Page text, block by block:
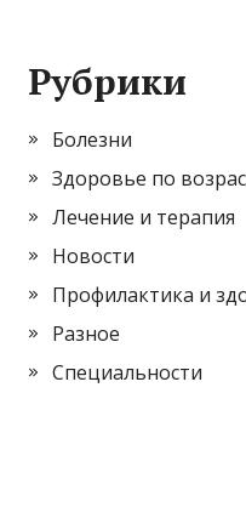
Рубрики
Болезни
Здоровье по
Лечение и терапия
Новости
Профилактика и
Разное
Специальности